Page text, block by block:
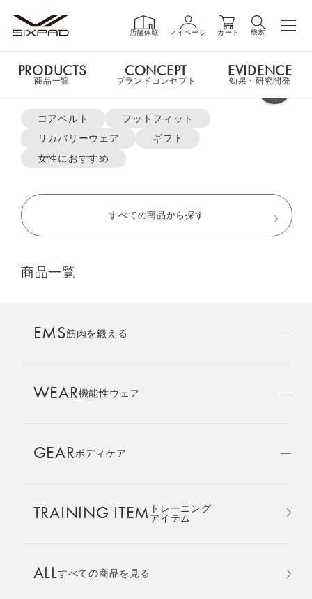
店舗体験 マイページ カート 検索
PRODUCTS商品一覧
GIFT ギフト
LIVE SHOPPING
AMBASSADOR
SIXPAD APP
COLUMN
LARGE ORDER ⼤⼝注⽂窓⼝
MULTI EMS
よく検索されているキーワード
コアベルト
フットフィット
リカバリーウェア
ギフト
女性におすすめ
すべての商品から探す
商品一覧
EMS筋肉を鍛える
WEAR機能性ウェア
GEARボディケア
TRAINING ITEM トレーニング
アイテム
ALLすべての商品を見る
PRODUCTS
商品一覧
CONCEPT
ブランドコンセプト
EVIDENCE
効果・研究開発
オーバーサイズTシャツ＆ハーフパンツセット
ーフパンツ 上下セット